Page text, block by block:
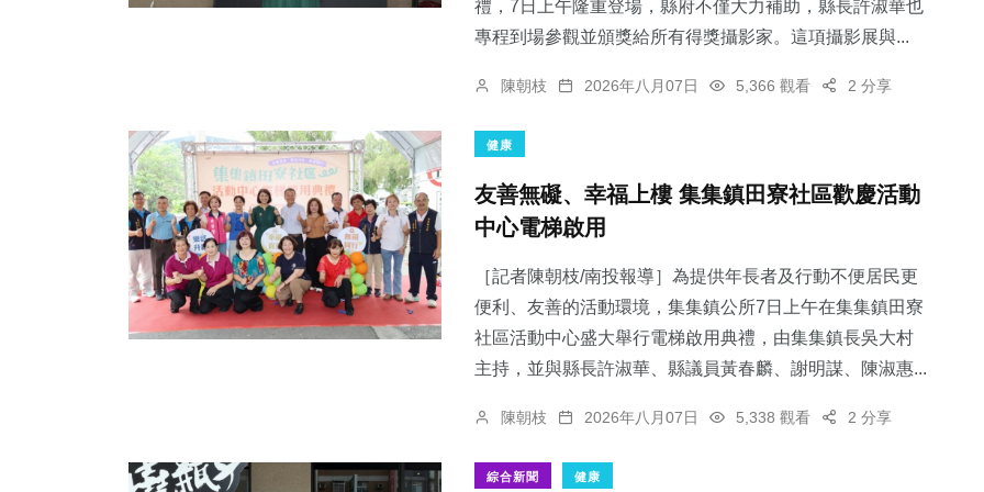
禮，7日上午隆重登場，縣府不僅大力補助，縣長許淑華也
專程到場參觀並頒獎給所有得獎攝影家。這項攝影展與...
陳朝枝 2026年八月07日 5,366 觀看 2 分享
健康
友善無礙、幸福上樓 集集鎮田寮社區歡慶活動
中心電梯啟用
［記者陳朝枝/南投報導］為提供年長者及行動不便居民更
便利、友善的活動環境，集集鎮公所7日上午在集集鎮田寮
社區活動中心盛大舉行電梯啟用典禮，由集集鎮長吳大村
主持，並與縣長許淑華、縣議員黃春麟、謝明謀、陳淑惠...
陳朝枝 2026年八月07日 5,338 觀看 2 分享
綜合新聞 健康